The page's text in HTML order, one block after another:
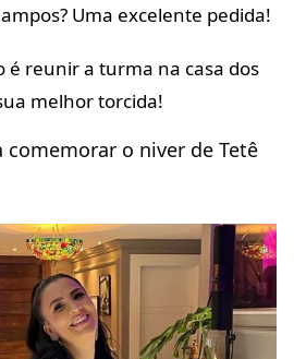
Uma excelente pedida!
é reunir a turma na casa dos
melhor torcida!
comemorar o niver de Tetê